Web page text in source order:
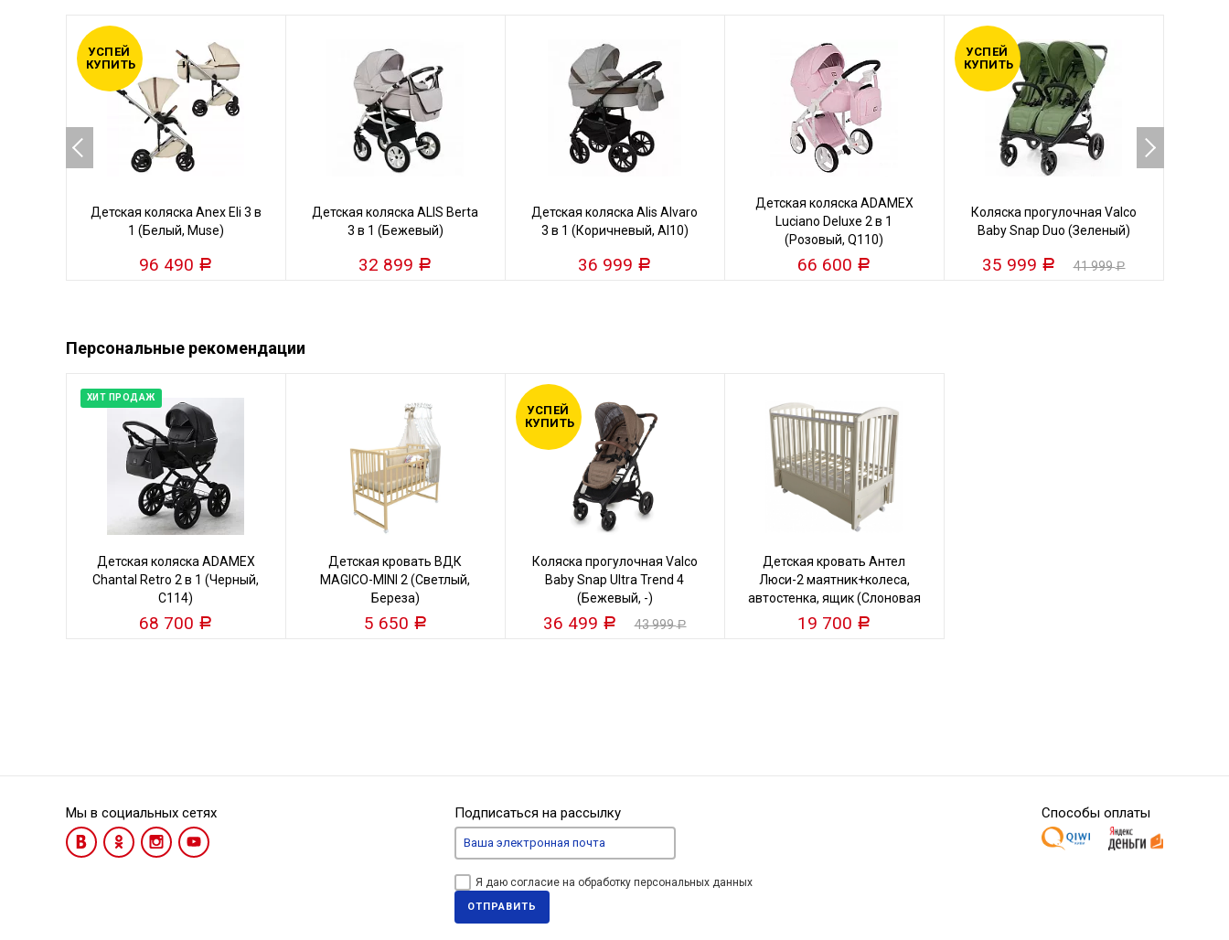
Детская коляска Anex Eli 3 в
1 (Белый, Muse)
96 490 Р
УСПЕЙ
КУПИТЬ
Детская коляска ALIS Berta
3 в 1 (Бежевый)
32 899 Р
Детская коляска Alis Alvaro
3 в 1 (Коричневый, Al10)
36 999 Р
Детская коляска ADAMEX
Luciano Deluxe 2 в 1
(Розовый, Q110)
66 600 Р
Коляска прогулочная Valco
Baby Snap Duo (Зеленый)
35 999 Р 41 999Р
УСПЕЙ
КУПИТЬ
Персональные рекомендации
ХИТ ПРОДАЖ
Детская коляска ADAMEX
Chantal Retro 2 в 1 (Черный,
C114)
68 700 Р
Детская кровать ВДК
MAGICO-MINI 2 (Светлый,
Береза)
5 650 Р
Коляска прогулочная Valco
Baby Snap Ultra Trend 4
(Бежевый, -)
36 499 Р 43 999Р
УСПЕЙ
КУПИТЬ
Детская кровать Антел
Люси-2 маятник+колеса,
автостенка, ящик (Слоновая
кость)
19 700 Р
Мы в социальных сетях Подписаться на рассылку
Я даю согласие на обработку персональных данных
ОТПРАВИТЬ
Способы оплаты